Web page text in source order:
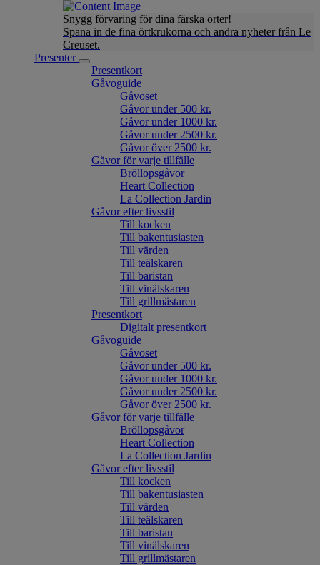
Snygg förvaring för dina färska örter!
Spana in de fina örtkrukorna och andra nyheter från Le
Creuset.
Presenter
Presentkort
Gåvoguide
Gåvoset
Gåvor under 500 kr.
Gåvor under 1000 kr.
Gåvor under 2500 kr.
Gåvor över 2500 kr.
Gåvor för varje tillfälle
Bröllopsgåvor
Heart Collection
La Collection Jardin
Gåvor efter livsstil
Till kocken
Till bakentusiasten
Till värden
Till teälskaren
Till baristan
Till vinälskaren
Till grillmästaren
Presentkort
Digitalt presentkort
Gåvoguide
Gåvoset
Gåvor under 500 kr.
Gåvor under 1000 kr.
Gåvor under 2500 kr.
Gåvor över 2500 kr.
Gåvor för varje tillfälle
Bröllopsgåvor
Heart Collection
La Collection Jardin
Gåvor efter livsstil
Till kocken
Till bakentusiasten
Till värden
Till teälskaren
Till baristan
Till vinälskaren
Till grillmästaren